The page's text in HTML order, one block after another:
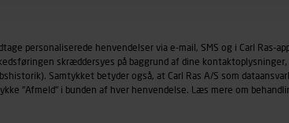
browsertype, søgeord, IP-adresse,
der anvendes.
persondatapolitik, der indeholder yderligere
personaliserede henvendelser via e-mail, SMS og i Carl Ras-
skræddersyes på baggrund af dine
Samtykket betyder også, at Carl Ras A/S som
"Afmeld" i bunden af hver henvendelse. Læs mere om